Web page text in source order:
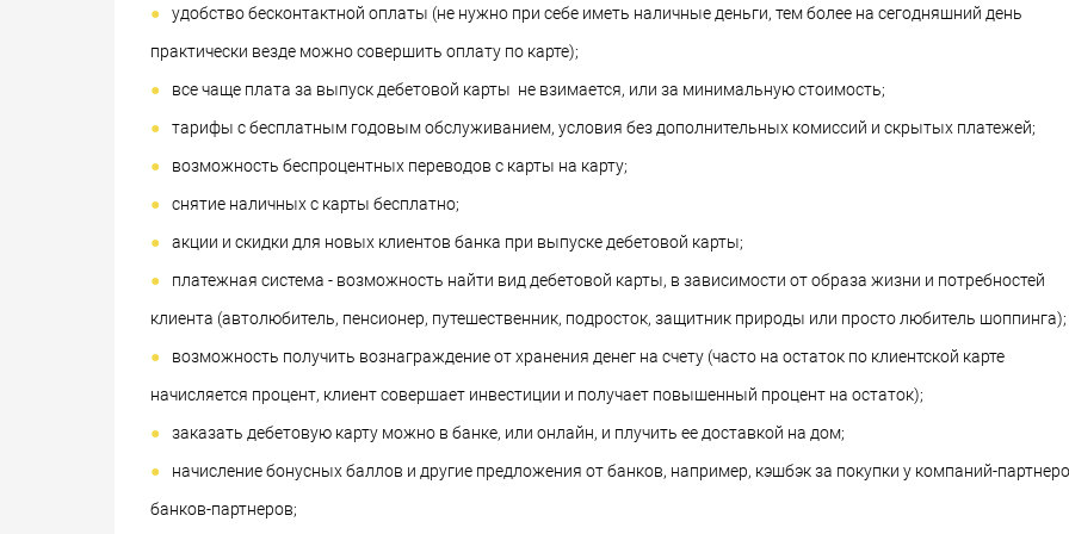
удобство бесконтактной оплаты (не нужно при себе иметь наличные деньги, тем более на сегодняшний день
практически везде можно совершить оплату по карте);
все чаще плата за выпуск дебетовой карты не взимается, или за минимальную стоимость;
тарифы с бесплатным годовым обслуживанием, условия без дополнительных комиссий и скрытых платежей;
возможность беспроцентных переводов с карты на карту;
снятие наличных с карты бесплатно;
акции и скидки для новых клиентов банка при выпуске дебетовой карты;
платежная система - возможность найти вид дебетовой карты, в зависимости от образа жизни и потребностей
клиента (автолюбитель, пенсионер, путешественник, подросток, защитник природы или просто любитель шоппинга);
возможность получить вознаграждение от хранения денег на счету (часто на остаток по клиентской карте
начисляется процент, клиент совершает инвестиции и получает повышенный процент на остаток);
заказать дебетовую карту можно в банке, или онлайн, и плучить ее доставкой на дом;
начисление бонусных баллов и другие предложения от банков, например, кэшбэк за покупки у компаний-
банков-партнеров;